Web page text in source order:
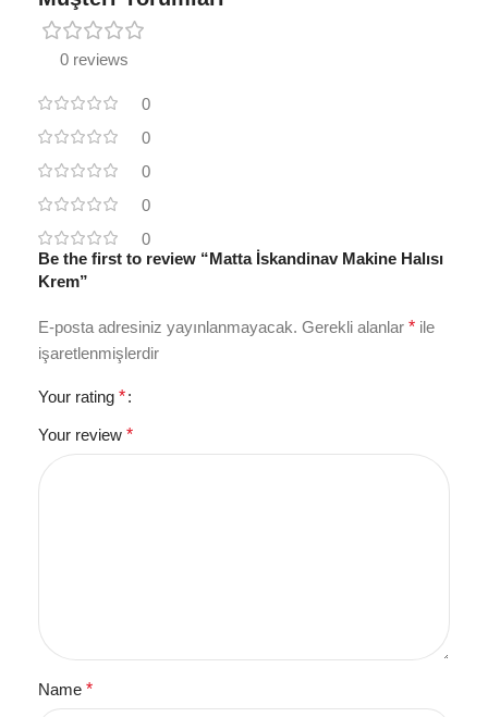
0 reviews
0
0
0
0
0
Be the first to review “Matta İskandinav Makine Halısı
Krem”
E-posta adresiniz yayınlanmayacak. Gerekli alanlar * ile
işaretlenmişlerdir
Your rating *
Your review *
Name *